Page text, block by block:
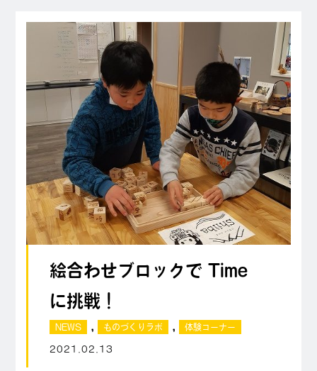
絵合わせブロックで Time
に挑戦！
NEWS , ものづくりラボ , 体験コーナー
2021.02.13